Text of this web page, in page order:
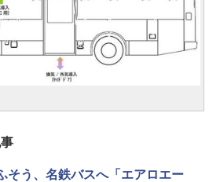
そう、名鉄バスへ「エアロエー